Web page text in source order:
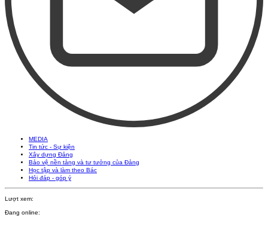
MEDIA
Tin tức - Sự kiện
Xây dựng Đảng
Bảo vệ nền tảng và tư tưởng của Đảng
Học tập và làm theo Bác
Hỏi đáp - góp ý
Lượt xem:
Đang online: